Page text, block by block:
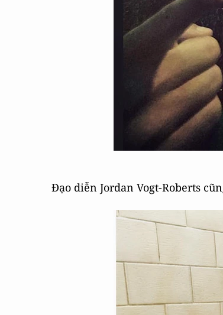
Đạo diễn Jordan Vogt-Roberts